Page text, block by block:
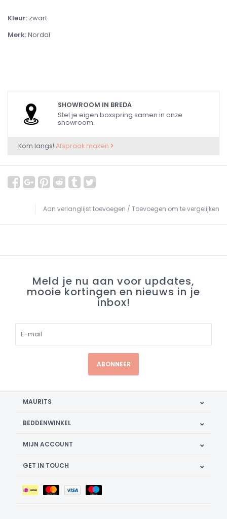
Kleur: zwart
Merk:Nordal
SHOWROOM IN BREDA
Stel je eigen boxspring samen in onze
showroom.
Kom langs! Afspraak maken
Aan verlanglijst toevoegen / Toevoegen om te vergelijken
Meld je nu aan voor updates,
mooie kortingen en nieuws in je
inbox!
ABONNEER
MAURITS
BEDDENWINKEL
MIJN ACCOUNT
GET IN TOUCH